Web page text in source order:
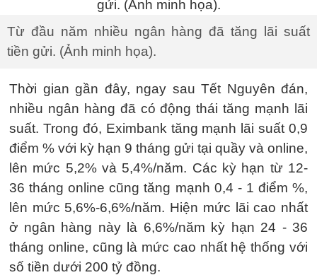
Từ đầu năm nhiều ngân hàng đã tăng lãi suất
tiền gửi. (Ảnh minh họa).
Thời gian gần đây, ngay sau Tết Nguyên đán,
nhiều ngân hàng đã có động thái tăng mạnh lãi
suất. Trong đó, Eximbank tăng mạnh lãi suất 0,9
điểm % với kỳ hạn 9 tháng gửi tại quầy và online,
lên mức 5,2% và 5,4%/năm. Các kỳ hạn từ 12-
36 tháng online cũng tăng mạnh 0,4 - 1 điểm %,
lên mức 5,6%-6,6%/năm. Hiện mức lãi cao nhất
ở ngân hàng này là 6,6%/năm kỳ hạn 24 - 36
tháng online, cũng là mức cao nhất hệ thống với
số tiền dưới 200 tỷ đồng.